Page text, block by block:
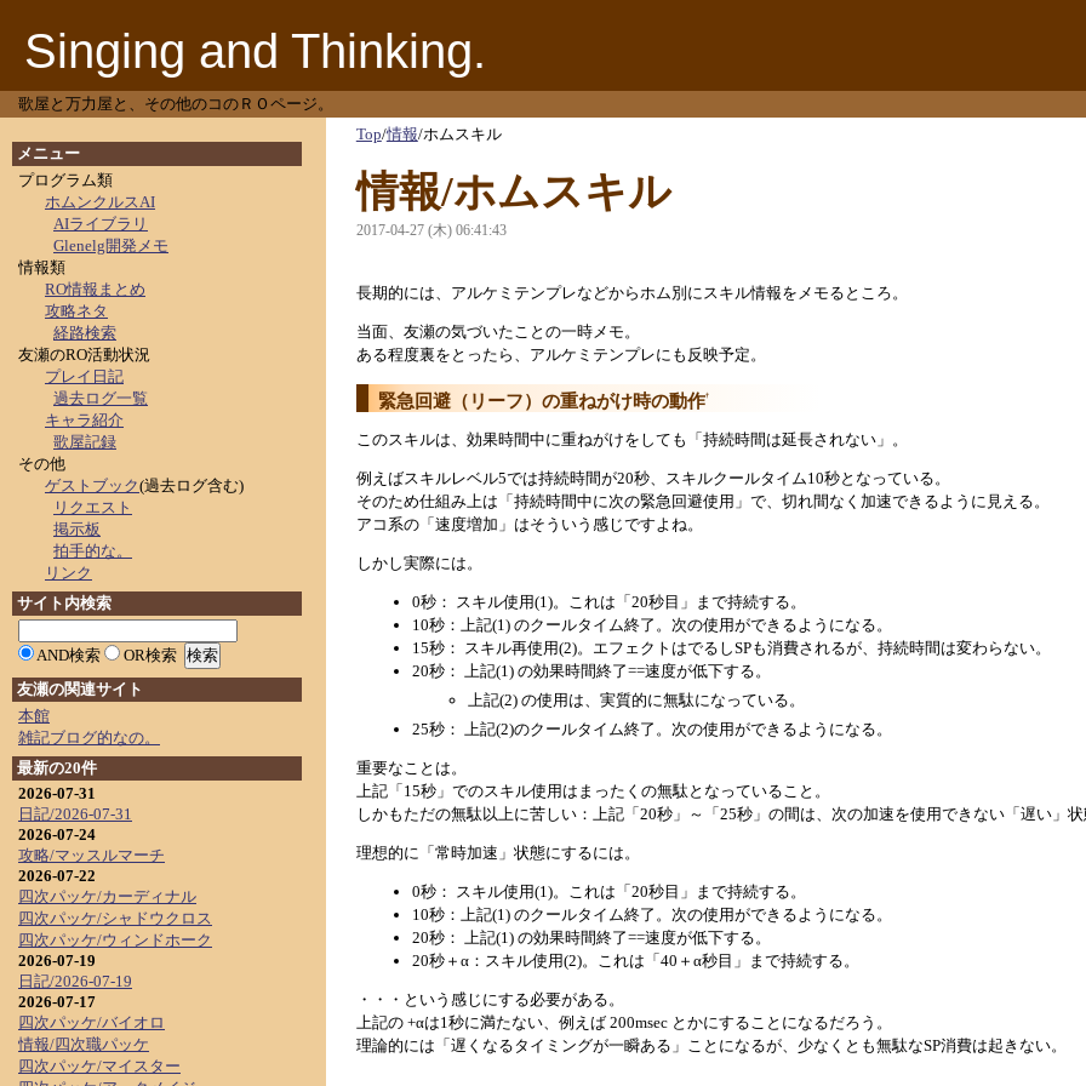
Singing and Thinking.
歌屋と万力屋と、その他のコのＲＯページ。
Top/情報/ホムスキル
情報/ホムスキル
2017-04-27 (木) 06:41:43
長期的には、アルケミテンプレなどからホム別にスキル情報をメモるところ。
当面、友瀬の気づいたことの一時メモ。
ある程度裏をとったら、アルケミテンプレにも反映予定。
緊急回避（リーフ）の重ねがけ時の動作†
このスキルは、効果時間中に重ねがけをしても「持続時間は延長されない」。
例えばスキルレベル5では持続時間が20秒、スキルクールタイム10秒となっている。
そのため仕組み上は「持続時間中に次の緊急回避使用」で、切れ間なく加速できるように見える。
アコ系の「速度増加」はそういう感じですよね。
しかし実際には。
0秒： スキル使用(1)。これは「20秒目」まで持続する。
10秒：上記(1) のクールタイム終了。次の使用ができるようになる。
15秒： スキル再使用(2)。エフェクトはでるしSPも消費されるが、持続時間は変わらない。
20秒： 上記(1) の効果時間終了==速度が低下する。
上記(2) の使用は、実質的に無駄になっている。
25秒： 上記(2)のクールタイム終了。次の使用ができるようになる。
重要なことは。
上記「15秒」でのスキル使用はまったくの無駄となっていること。
しかもただの無駄以上に苦しい：上記「20秒」～「25秒」の間は、次の加速を使用できない「遅い」状
理想的に「常時加速」状態にするには。
0秒： スキル使用(1)。これは「20秒目」まで持続する。
10秒：上記(1) のクールタイム終了。次の使用ができるようになる。
20秒： 上記(1) の効果時間終了==速度が低下する。
20秒＋α：スキル使用(2)。これは「40＋α秒目」まで持続する。
・・・という感じにする必要がある。
上記の +αは1秒に満たない、例えば 200msec とかにすることになるだろう。
理論的には「遅くなるタイミングが一瞬ある」ことになるが、少なくとも無駄なSP消費は起きない。
メニュー
プログラム類
ホムンクルスAI
AIライブラリ
Glenelg開発メモ
情報類
RO情報まとめ
攻略ネタ
経路検索
友瀬のRO活動状況
プレイ日記
過去ログ一覧
キャラ紹介
歌屋記録
その他
ゲストブック(過去ログ含む)
リクエスト
掲示板
拍手的な。
リンク
サイト内検索
AND検索
OR検索
友瀬の関連サイト
本館
雑記ブログ的なの。
最新の20件
2026-07-31
日記/2026-07-31
2026-07-24
攻略/マッスルマーチ
2026-07-22
四次パッケ/カーディナル
四次パッケ/シャドウクロス
四次パッケ/ウィンドホーク
2026-07-19
日記/2026-07-19
2026-07-17
四次パッケ/バイオロ
情報/四次職パッケ
四次パッケ/マイスター